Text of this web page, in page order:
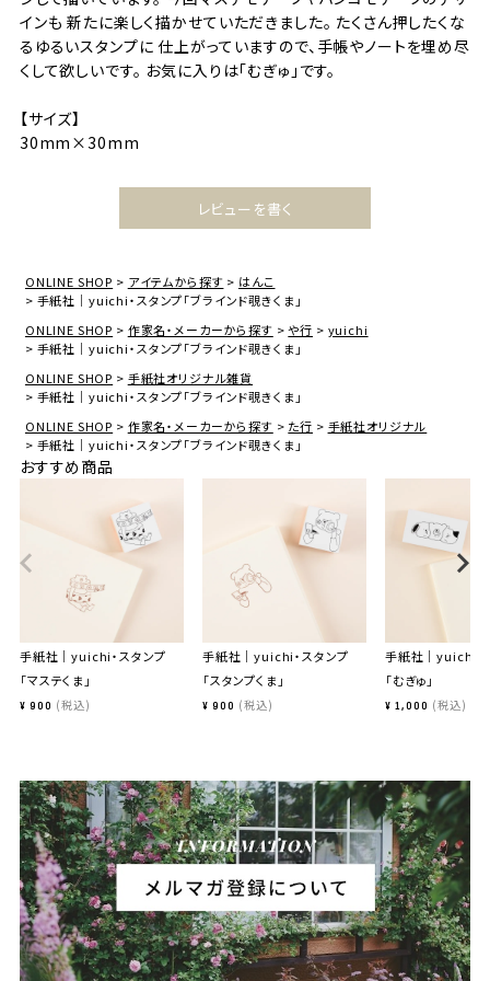
インも 新たに楽しく描かせていただきました。 たくさん押したくな
るゆるいスタンプに 仕上がっていますので、手帳やノートを埋め尽
くして欲しいです。 お気に入りは「むぎゅ」です。
【サイズ】
30mm×30mm
レビューを書く
ONLINE SHOP アイテムから探す
はんこ
手紙社｜yuichi・スタンプ「ブラインド覗きくま」
ONLINE SHOP
作家名・メーカーから探す や行
yuichi
手紙社｜yuichi・スタンプ「ブラインド覗きくま」
ONLINE SHOP
手紙社オリジナル雑貨
手紙社｜yuichi・スタンプ「ブラインド覗きくま」
ONLINE SHOP
作家名・メーカーから探す た行
手紙社オリジナル
手紙社｜yuichi・スタンプ「ブラインド覗きくま」
おすすめ商品
手紙社｜yuichi・スタンプ
「マステくま」
¥ 900 税込
手紙社｜yuichi・スタンプ
「スタンプくま」
¥ 900 税込
手紙社｜yuichi・
「むぎゅ」
¥ 1,000 税込